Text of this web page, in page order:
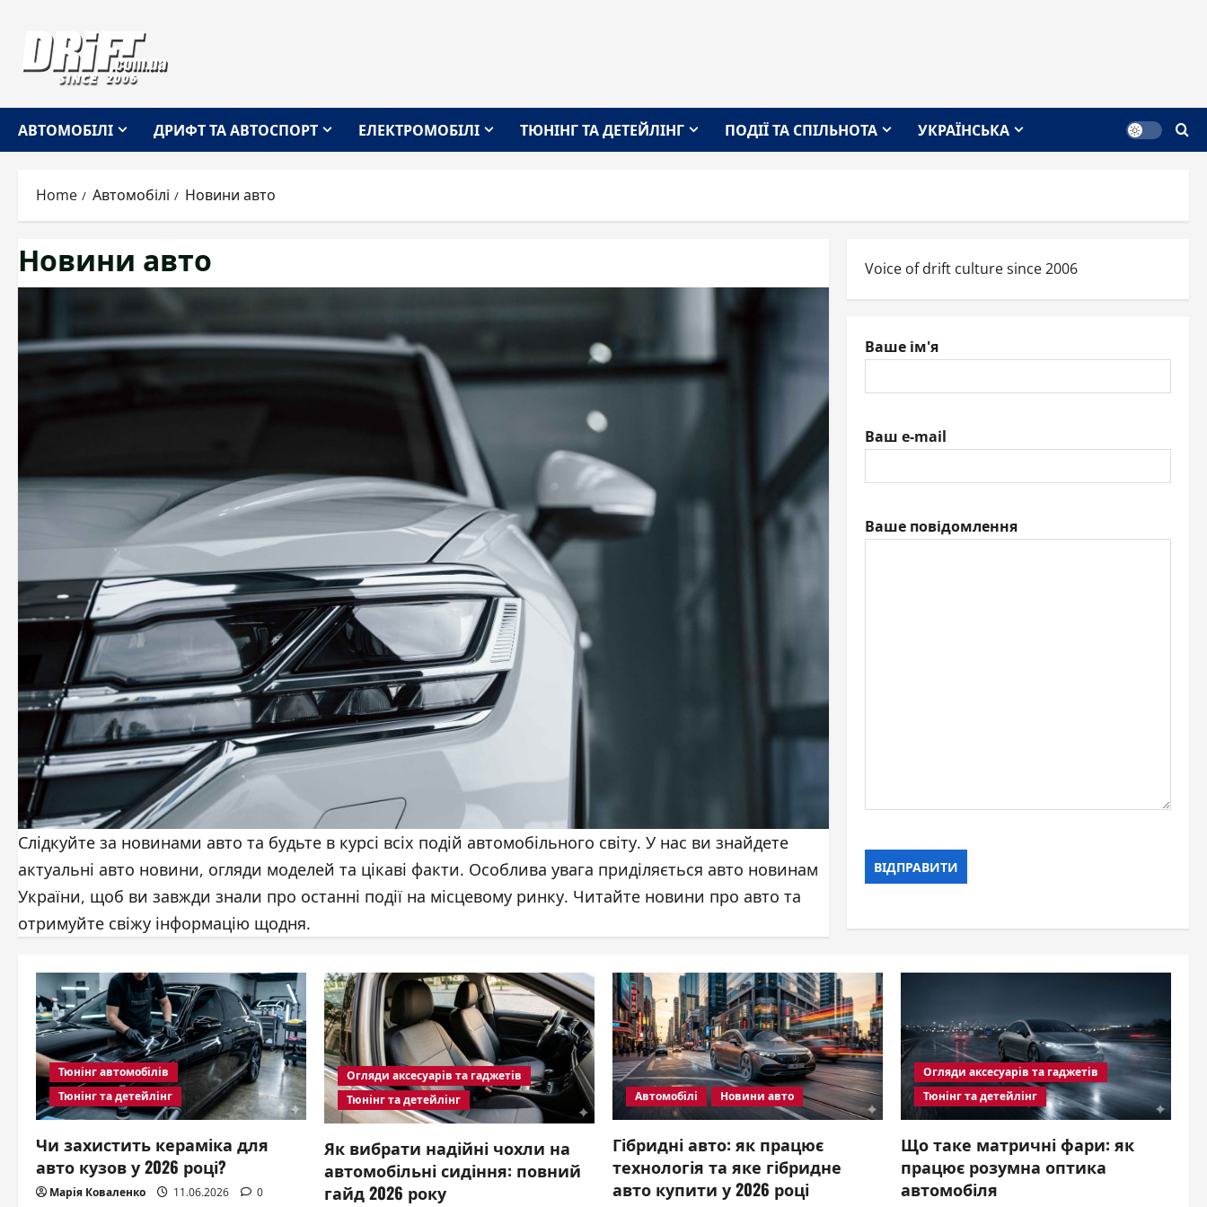
content
АВТОМОБІЛІ ДРИФТ ТА АВТОСПОРТ ЕЛЕКТРОМОБІЛІ ТЮНІНГ ТА ДЕТЕЙЛІНГ ПОДІЇ ТА СПІЛЬНОТА УКРАЇНСЬКА
Home Автомобілі Новини авто
Новини авто
Слідкуйте за новинами авто та будьте в курсі всіх подій автомобільного світу. У нас ви знайдете
актуальні авто новини, огляди моделей та цікаві факти. Особлива увага приділяється авто новинам
України, щоб ви завжди знали про останні події на місцевому ринку. Читайте новини про авто та
отримуйте свіжу інформацію щодня.
Voice of drift culture since 2006
Ваше ім'я
Ваш e-mail
Ваше повідомлення
Тюнінг автомобілів
Тюнінг та детейлінг
Чи захистить кераміка для
авто кузов у 2026 році?
Марія Коваленко 11.06.2026 0
Огляди аксесуарів та гаджетів
Тюнінг та детейлінг
Як вибрати надійні чохли на
автомобільні сидіння: повний
гайд 2026 року
Автомобілі Новини авто
Гібридні авто: як працює
технологія та яке гібридне
авто купити у 2026 році
Огляди аксесуарів та гаджетів
Тюнінг та детейлінг
Що таке матричні фари: як
працює розумна оптика
автомобіля